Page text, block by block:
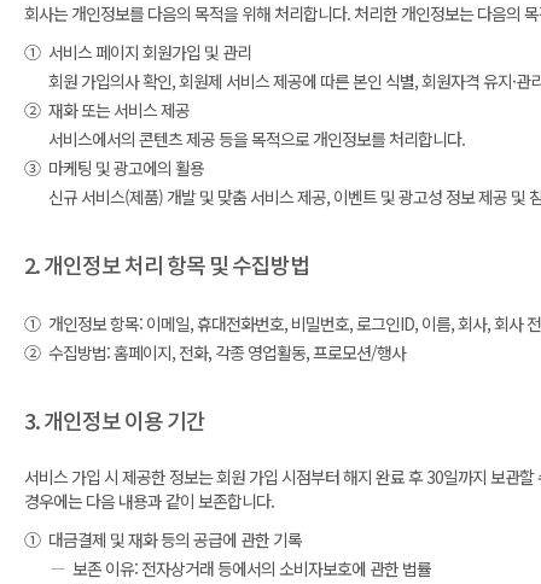
회사는 개인정보를 다음의 목적을 위해 처리합니다. 처리한 개인정보는 다음의
① 서비스 페이지 회원가입 및 관리
회원 가입의사 확인, 회원제 서비스 제공에 따른 본인 식별, 회원자격 유지·
② 재화 또는 서비스 제공
서비스에서의 콘텐츠 제공 등을 목적으로 개인정보를 처리합니다.
③ 마케팅 및 광고에의 활용
신규 서비스(제품) 개발 및 맞춤 서비스 제공, 이벤트 및 광고성 정보 제공
2. 개인정보 처리 항목 및 수집방법
① 개인정보 항목: 이메일, 휴대전화번호, 비밀번호, 로그인ID, 이름, 회사, 회사
② 수집방법: 홈페이지, 전화, 각종 영업활동, 프로모션/행사
3. 개인정보 이용 기간
서비스 가입 시 제공한 정보는 회원 가입 시점부터 해지 완료 후 30일까지 보관
경우에는 다음 내용과 같이 보존합니다.
① 대금결제 및 재화 등의 공급에 관한 기록
보존 이유: 전자상거래 등에서의 소비자보호에 관한 법률